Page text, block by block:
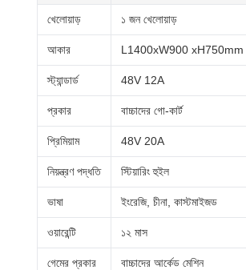
খেলোয়াড় ১ জন খেলোয়াড়
আকার L1400xW900 xH750mm
স্ট্যান্ডার্ড 48V 12A
প্রকার বাচ্চাদের গো-কার্ট
প্রিমিয়াম 48V 20A
নিয়ন্ত্রণ পদ্ধতি স্টিয়ারিং হুইল
ভাষা ইংরেজি, চীনা, কাস্টমাইজড
ওয়ারেন্টি ১২ মাস
গেমের প্রকার বাচ্চাদের আর্কেড মেশিন